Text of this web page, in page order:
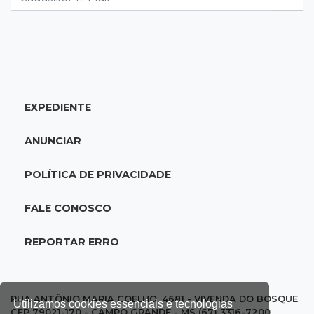
Utilizamos cookies essenciais e tecnologias
18:28Concurso 3.042
acumulado em R$ 165 milhões
Produção de biodiesel cresce 32% em MS e
abordagem policial no Noroeste
EXPEDIENTE
ANUNCIAR
POLÍTICA DE PRIVACIDADE
FALE CONOSCO
REPORTAR ERRO
RUA ANTÔNIO MARIA COELHO, 4681 - VIVENDA DO BOSQUE